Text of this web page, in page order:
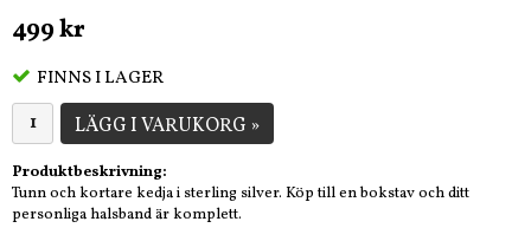
499 kr
FINNS I LAGER
LÄGG I VARUKORG »
Produktbeskrivning:
Tunn och kortare kedja i sterling silver. Köp till en bokstav och ditt
personliga halsband är komplett.